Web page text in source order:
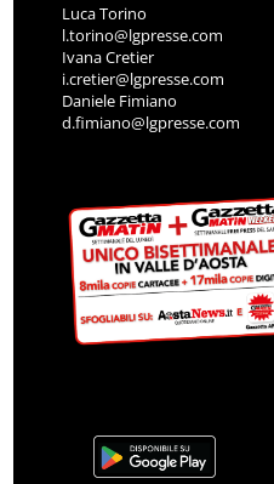
Luca Torino
l.torino@lgpresse.com
Ivana Cretier
i.cretier@lgpresse.com
Daniele Fimiano
d.fimiano@lgpresse.com